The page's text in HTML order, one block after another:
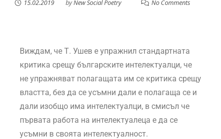
15.02.2019 byNew Social Poetry No Comments
Виждам, че Т. Ушев е упражнил стандартната
критика срещу българските интелектуалци, че
не упражняват полагащата им се критика срещу
властта, без да се усъмни дали е полагаща се и
дали изобщо има интелектуалци, в смисъл че
първата работа на интелектуалеца е да се
усъмни в своята интелектуалност.